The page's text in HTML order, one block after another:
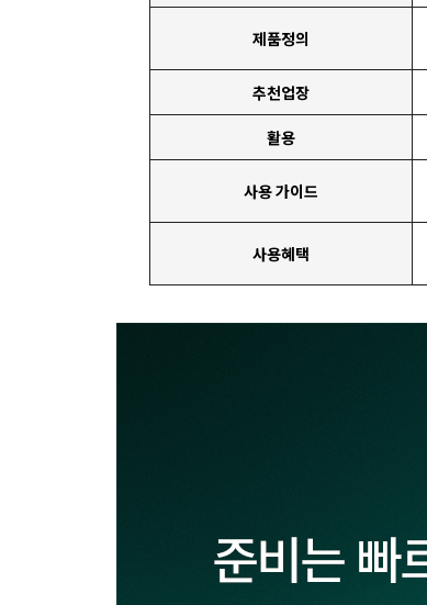
제품정의
추천업장
활용
사용 가이드
사용혜택